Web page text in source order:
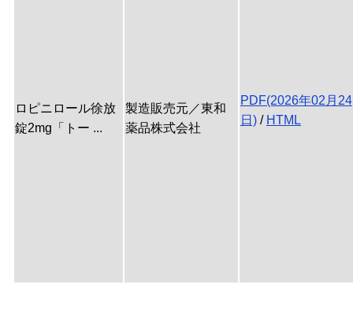
ロピニロール徐放
錠2mg「トー ...
製造販売元／東和
薬品株式会社
PDF(2026年02月24
日) / HTML